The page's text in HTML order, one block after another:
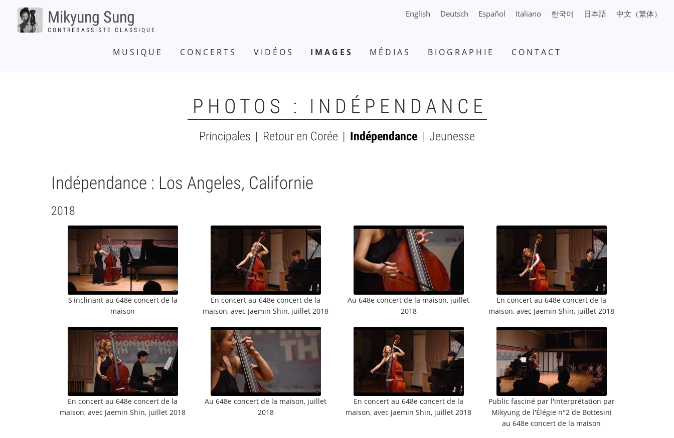
contenu
Mikyung Sung
CONTREBASSISTE CLASSIQUE
English Deutsch Español Italiano 한국어 日本語 中文（繁体）
MUSIQUE CONCERTS VIDÉOS IMAGES MÉDIAS BIOGRAPHIE CONTACT
PHOTOS : INDÉPENDANCE
PICTURES
Principales Retour en Corée Indépendance Jeunesse
Indépendance : Los Angeles, Californie
2018
S'inclinant au 648e concert de la
maison
En concert au 648e concert de la
maison, avec Jaemin Shin, juillet 2018
Au 648e concert de la maison, juillet
2018
En concert au 648e concert de la
maison, avec Jaemin Shin, juillet 2018
En concert au 648e concert de la
maison, avec Jaemin Shin, juillet 2018
Au 648e concert de la maison, juillet
2018
En concert au 648e concert de la
maison, avec Jaemin Shin, juillet 2018
Public fasciné par l'interprétation par
Mikyung de l'Élégie n°2 de Bottesini
au 648e concert de la maison